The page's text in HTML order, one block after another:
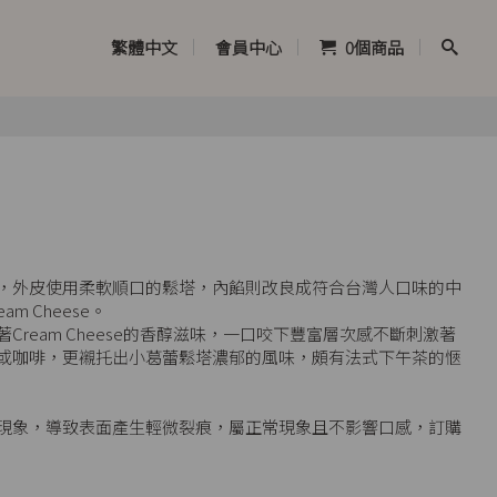
繁體中文 會員中心 0個商品
外皮使用柔軟順口的鬆塔，內餡則改良成符合台灣人口味的中
Cheese。
Cream Cheese的香醇滋味，一口咬下豐富層次感不斷刺激著
咖啡，更襯托出小葛蕾鬆塔濃郁的風味，頗有法式下午茶的愜
，導致表面產生輕微裂痕，屬正常現象且不影響口感，訂購